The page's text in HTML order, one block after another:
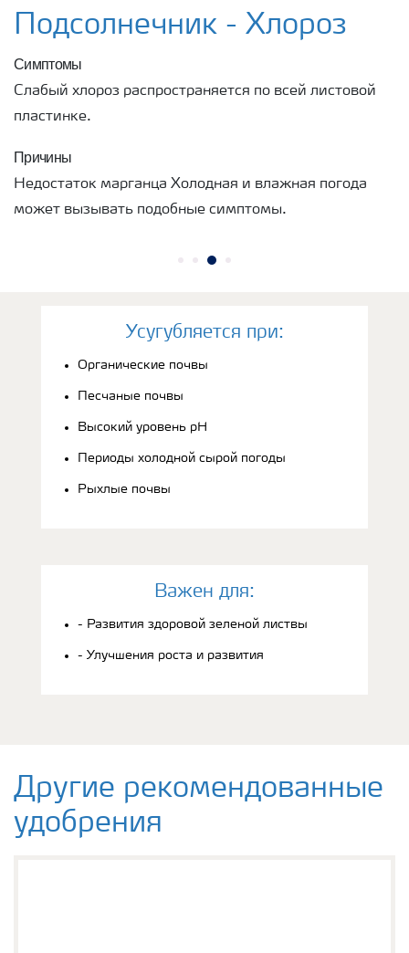
Подсолнечник - Хлороз
Симптомы
Слабый хлороз распространяется по всей листовой
пластинке.
Причины
Недостаток марганца Холодная и влажная погода
может вызывать подобные симптомы.
Усугубляется при:
Органические почвы
Песчаные почвы
Высокий уровень рН
Периоды холодной сырой погоды
Рыхлые почвы
Bажен для:
- Развития здоровой зеленой листвы
- Улучшения роста и развития
Другие рекомендованные
удобрения